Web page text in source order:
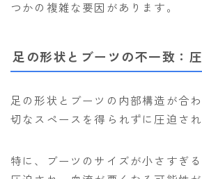
SMITH
ウェア
AIRBLASTER
つかの複雑な要因があります。
足の形状とブーツの不一致：
足の形状とブーツの内部構造が合
切なスペースを得られずに圧迫され
特に、ブーツのサイズが小さすぎ